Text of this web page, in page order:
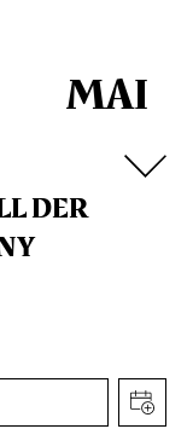
MAI
DER